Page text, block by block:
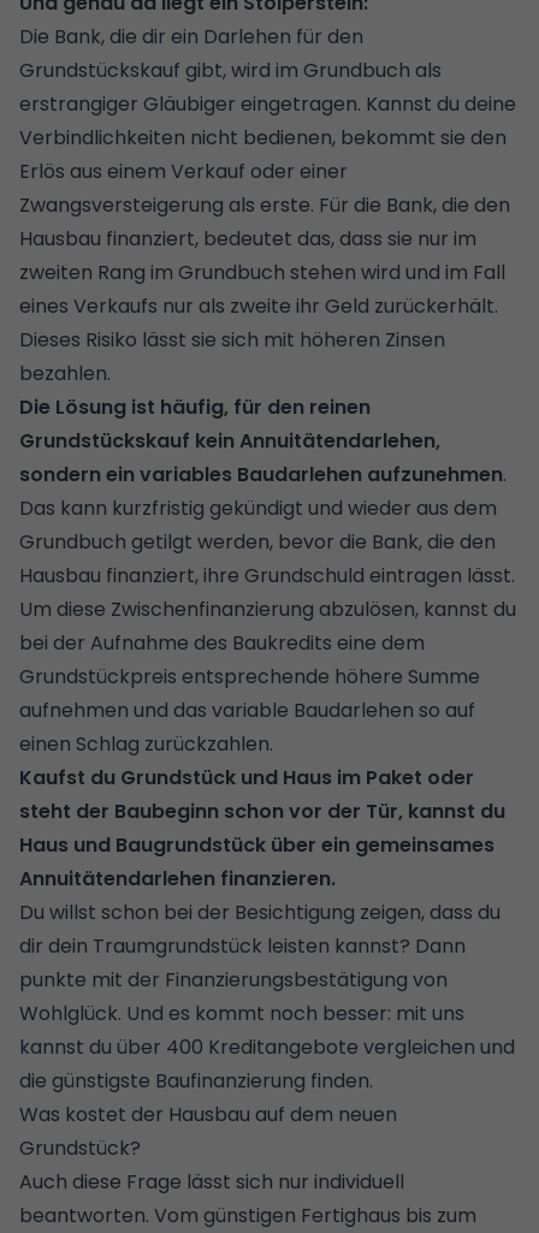
Die Bank, die dir ein Darlehen für den
Grundstückskauf gibt, wird im Grundbuch als
erstrangiger Gläubiger eingetragen. Kannst du deine
Verbindlichkeiten nicht bedienen, bekommt sie den
Erlös aus einem Verkauf oder einer
Zwangsversteigerung als erste. Für die Bank, die den
Hausbau finanziert, bedeutet das, dass sie nur im
zweiten Rang im Grundbuch stehen wird und im Fall
eines Verkaufs nur als zweite ihr Geld zurückerhält.
Dieses Risiko lässt sie sich mit höheren Zinsen
bezahlen.
Die Lösung ist häufig, für den reinen
Grundstückskauf kein Annuitätendarlehen,
sondern ein variables Baudarlehen aufzunehmen.
Das kann kurzfristig gekündigt und wieder aus dem
Grundbuch getilgt werden, bevor die Bank, die den
Hausbau finanziert, ihre Grundschuld eintragen lässt.
Um diese Zwischenfinanzierung abzulösen, kannst du
bei der Aufnahme des Baukredits eine dem
Grundstückpreis entsprechende höhere Summe
aufnehmen und das variable Baudarlehen so auf
einen Schlag zurückzahlen.
Kaufst du Grundstück und Haus im Paket oder
steht der Baubeginn schon vor der Tür, kannst du
Haus und Baugrundstück über ein gemeinsames
Annuitätendarlehen finanzieren.
Du willst schon bei der Besichtigung zeigen, dass du
dir dein Traumgrundstück leisten kannst? Dann
punkte mit der Finanzierungsbestätigung von
Wohlglück. Und es kommt noch besser: mit uns
kannst du über 400 Kreditangebote vergleichen und
die günstigste Baufinanzierung finden.
Was kostet der Hausbau auf dem neuen
Grundstück?
Auch diese Frage lässt sich nur individuell
beantworten. Vom günstigen Fertighaus bis zum